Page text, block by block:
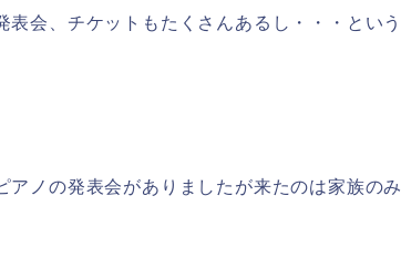
表会、チケットもたくさんあるし・・・とい
アノの発表会がありましたが来たのは家族のみ